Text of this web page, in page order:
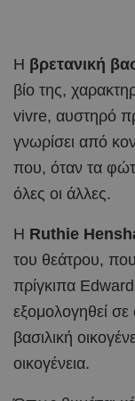
Η βρετανική
βίο της,
vivre, αυστηρό
γνωρίσει από
που, όταν τα
όλες οι άλλες.
Η Ruthie
του θεάτρου, που
πρίγκιπα
εξομολογηθεί
βασιλική
οικογένεια.